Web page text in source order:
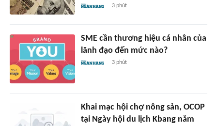
3 phút
SME cần thương hiệu cá nhân của
lãnh đạo đến mức nào?
3 phút
Khai mạc hội chợ nông sản, OCOP
tại Ngày hội du lịch Kbang năm